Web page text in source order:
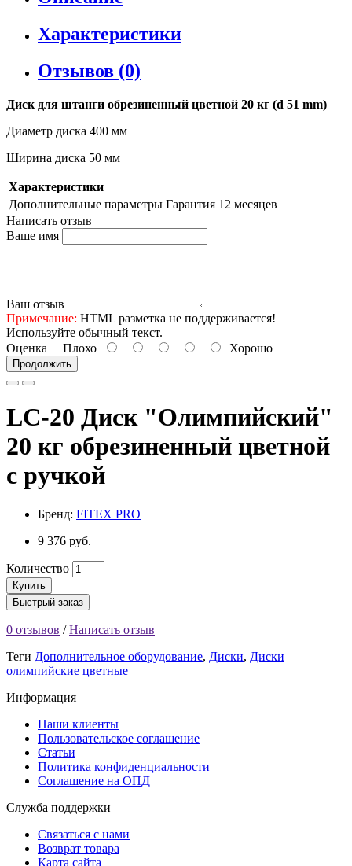
Характеристики
Отзывов (0)
Диск для штанги обрезиненный цветной 20 кг (d 51 mm)
Диаметр диска 400 мм
Ширина диска 50 мм
Характеристики
Дополнительные параметры Гарантия 12 месяцев
Написать отзыв
Ваше имя
Ваш отзыв
Примечание: HTML разметка не поддерживается!
Используйте обычный текст.
Оценка Плохо Хорошо
Продолжить
LC-20 Диск "Олимпийский"
20 кг обрезиненный цветной
с ручкой
Бренд: FITEX PRO
9 376 руб.
Количество
Купить
Быстрый заказ
0 отзывов /Написать отзыв
Теги Дополнительное оборудование, Диски, Диски
олимпийские цветные
Информация
Наши клиенты
Пользовательское соглашение
Статьи
Политика конфиденциальности
Соглашение на ОПД
Служба поддержки
Связаться с нами
Возврат товара
Карта сайта